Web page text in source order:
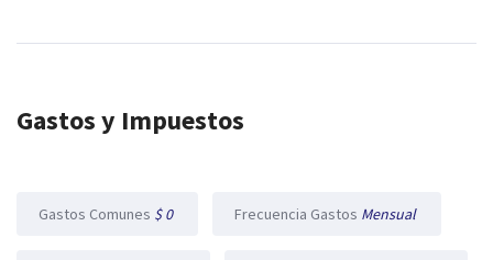
Gastos y Impuestos
Gastos Comunes $ 0 Frecuencia Gastos Mensual